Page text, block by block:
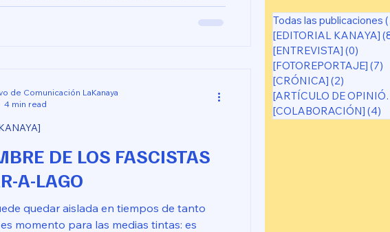
del capitalismo.
DE LOS FASCISTAS
A-LAGO
quedar aislada en tiempos de tanto
momento para las medias tintas: es
de Comunicación LaKanaya
4 min read
Todas las publicaciones (65)
[EDITORIAL KANAYA]
[ENTREVISTA] (0)
[FOTOREPORTAJE] (7)
[CRÓNICA] (2)
[COLABORACIÓN] (4)